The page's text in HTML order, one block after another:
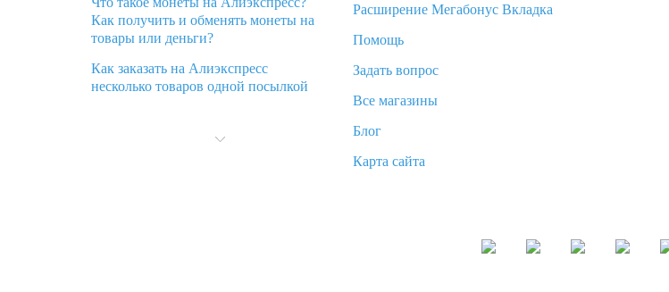
Как получить и обменять монеты на
товары или деньги?
Как заказать на Алиэкспресс
несколько товаров одной посылкой
Алиэкспресс и что делать?
Расширение Мегабонус Вкладка
Помощь
Задать вопрос
Все магазины
Блог
Карта сайта